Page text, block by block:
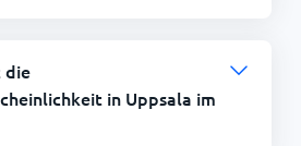
die
in Uppsala im